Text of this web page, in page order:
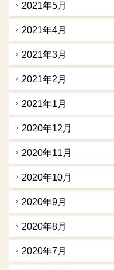
2021年5月
2021年4月
2021年3月
2021年2月
2021年1月
2020年12月
2020年11月
2020年10月
2020年9月
2020年8月
2020年7月